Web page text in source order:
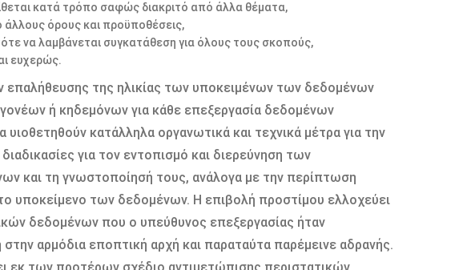
κατά τρόπο σαφώς διακριτό από άλλα θέματα,
άλλους όρους και προϋποθέσεις,
να λαμβάνεται συγκατάθεση για όλους τους σκοπούς,
ευχερώς.
επαλήθευσης της ηλικίας των υποκειμένων των δεδομένων
ή κηδεμόνων για κάθε επεξεργασία δεδομένων
κατάλληλα οργανωτικά και τεχνικά μέτρα για την
για τον εντοπισμό και διερεύνηση των
και τη γνωστοποίησή τους, ανάλογα με την περίπτωση
υποκείμενο των δεδομένων. Η επιβολή προστίμου ελλοχεύει
δεδομένων που ο υπεύθυνος επεξεργασίας ήταν
αρμόδια εποπτική αρχή και παραταύτα παρέμεινε αδρανής.